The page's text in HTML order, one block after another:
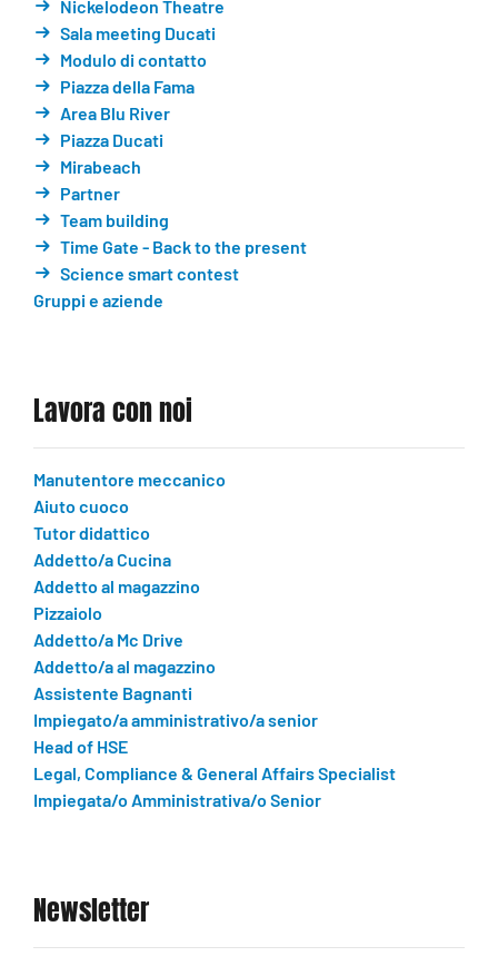
Nickelodeon Theatre
Sala meeting Ducati
Modulo di contatto
Piazza della Fama
Area Blu River
Piazza Ducati
Mirabeach
Partner
Team building
Time Gate - Back to the present
Science smart contest
Gruppi e aziende
Lavora con noi
Manutentore meccanico
Aiuto cuoco
Tutor didattico
Addetto/a Cucina
Addetto al magazzino
Pizzaiolo
Addetto/a Mc Drive
Addetto/a al magazzino
Assistente Bagnanti
Impiegato/a amministrativo/a senior
Head of HSE
Legal, Compliance & General Affairs Specialist
Impiegata/o Amministrativa/o Senior
Newsletter